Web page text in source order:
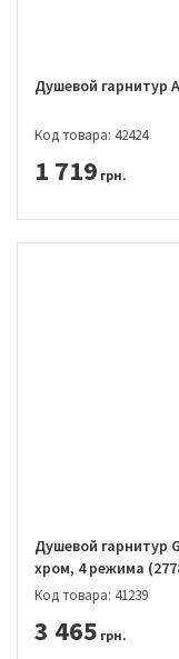
Душевой гарнитур
Код товара: 42424
1 719 грн.
Душевой гарнитур
хром, 4
Код товара: 41239
3 465 грн.